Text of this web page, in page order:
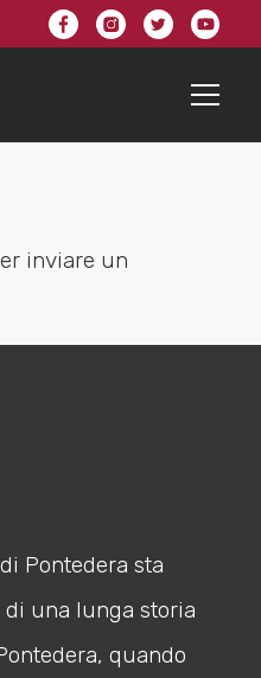
inviare un
Pontedera sta
una lunga storia
quando